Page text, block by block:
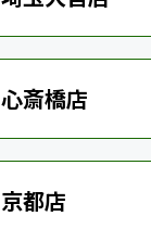
心斎橋店
京都店